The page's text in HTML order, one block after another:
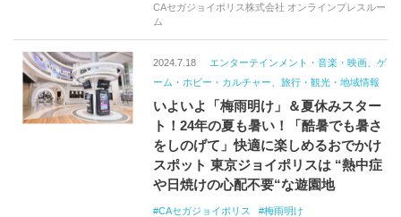
CAセガジョイポリス株式会社 オンラインプレスルー
ム
2024.7.18
エンターテインメント・音楽・映画、ゲ
ーム・ホビー・カルチャー、旅行・観光・地域情報
いよいよ「梅雨明け」＆夏休みスター
ト！24年の夏も暑い！「酷暑でも暑さ
をしのげて」快適に楽しめるおでかけ
スポット 東京ジョイポリスは “熱中症
や日焼けの心配不要“な遊園地
CAセガジョイポリス
梅雨明け